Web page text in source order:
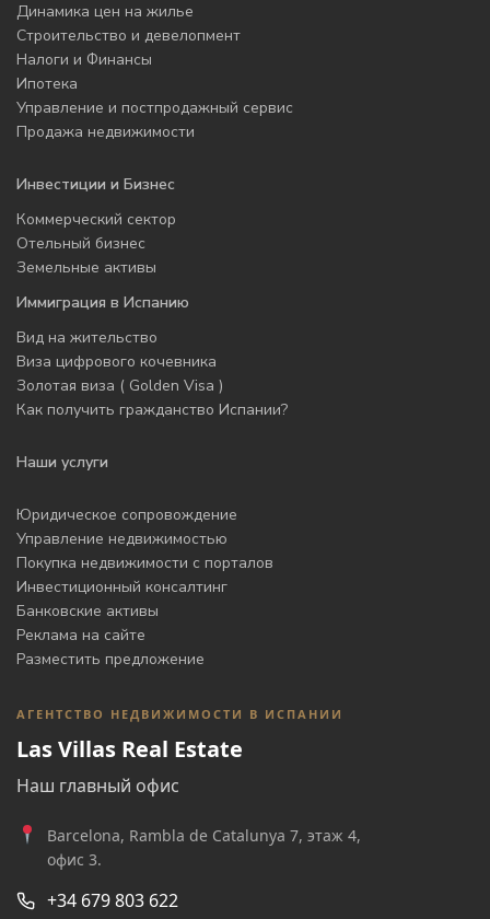
Динамика цен на жилье
Строительство и девелопмент
Налоги и Финансы
Ипотека
Управление и постпродажный сервис
Продажа недвижимости
Инвестиции и Бизнес
Коммерческий сектор
Отельный бизнес
Земельные активы
Иммиграция в Испанию
Вид на жительство
Виза цифрового кочевника
Золотая виза ( Golden Visa )
Как получить гражданство Испании?
Наши услуги
Юридическое сопровождение
Управление недвижимостью
Покупка недвижимости с порталов
Инвестиционный консалтинг
Банковские активы
Реклама на сайте
Разместить предложение
АГЕНТСТВО НЕДВИЖИМОСТИ В ИСПАНИИ
Las Villas Real Estate
Наш главный офис
Barcelona, Rambla de Catalunya 7, этаж 4,
офис 3.
+34 679 803 622